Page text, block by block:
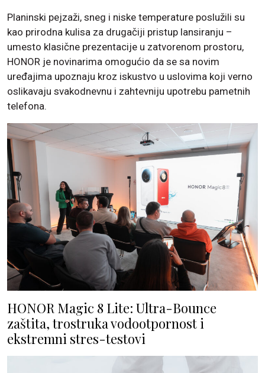
Planinski pejzaži, sneg i niske temperature poslužili su
kao prirodna kulisa za drugačiji pristup lansiranju –
umesto klasične prezentacije u zatvorenom prostoru,
HONOR je novinarima omogućio da se sa novim
uređajima upoznaju kroz iskustvo u uslovima koji verno
oslikavaju svakodnevnu i zahtevniju upotrebu pametnih
telefona.
HONOR Magic 8 Lite: Ultra-Bounce
zaštita, trostruka vodootpornost i
ekstremni stres-testovi